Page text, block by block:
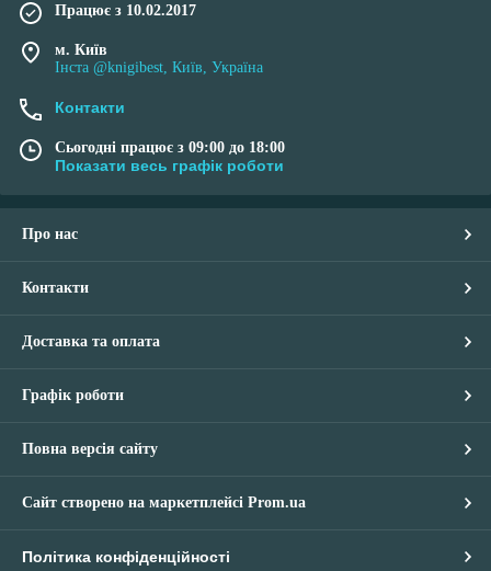
Працює з 10.02.2017
м. Київ
Інста @knigibest, Київ, Україна
Контакти
Сьогодні працює з 09:00 до 18:00
Показати весь графік роботи
Про нас
Контакти
Доставка та оплата
Графік роботи
Повна версія сайту
Сайт створено на маркетплейсі Prom.ua
Політика конфіденційності